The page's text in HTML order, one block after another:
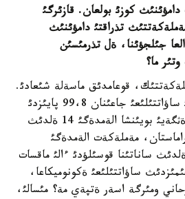
دامؤئنئث كوزئ بولعان. قازئرگئ
تذراقتئ دامؤئنئث
جئلجؤئنا، ةل تذرمئسئن
ما؟
قوعامدئق ماسةلة شئعادئ.
قازاقستان حالقئنئث جالپئ ساؤاتتئلئعئ جاعئنان 99،8 پايئزدئ
الادئ. ياعني ساؤاتتئلئق دةثگةيئ بويئنشا الةمدةگئ 14 ةلدئث
مةملةكةت الةمدةگئ
ساناتئنا قوسئلؤدئ ءالئ ماقسات
ساؤاتتئلئعئ ةكونوميكاعا،
ومئرگة اسةر ةتپةي مة؟ مئسالئ،